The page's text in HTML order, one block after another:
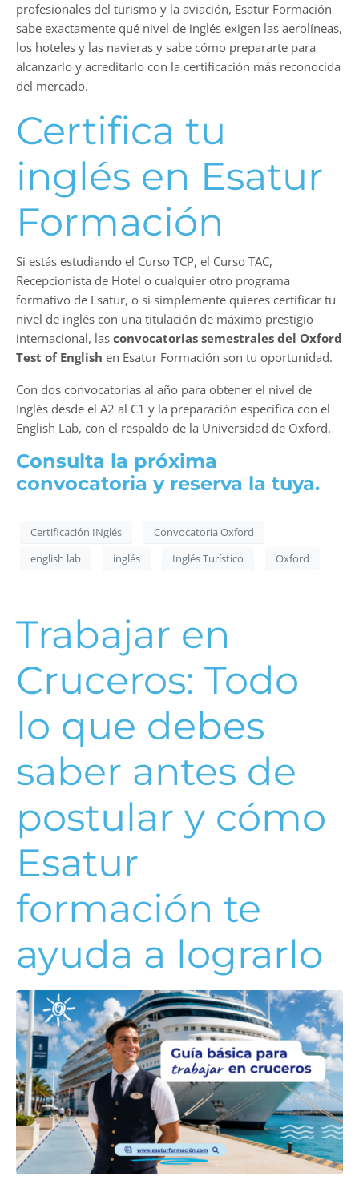
profesionales del turismo y la aviación, Esatur Formación
sabe exactamente qué nivel de inglés exigen las aerolíneas,
los hoteles y las navieras y sabe cómo prepararte para
alcanzarlo y acreditarlo con la certificación más reconocida
del mercado.
Certifica tu
inglés en Esatur
Formación
Si estás estudiando el Curso TCP, el Curso TAC,
Recepcionista de Hotel o cualquier otro programa
formativo de Esatur, o si simplemente quieres certificar tu
nivel de inglés con una titulación de máximo prestigio
internacional, las convocatorias semestrales del Oxford
Test of English en Esatur Formación son tu oportunidad.
Con dos convocatorias al año para obtener el nivel de
Inglés desde el A2 al C1 y la preparación específica con el
English Lab, con el respaldo de la Universidad de Oxford.
Consulta la próxima
convocatoria y reserva la tuya.
Certificación INglés
Convocatoria Oxford
english lab
inglés Inglés Turístico Oxford
Trabajar en
Cruceros: Todo
lo que debes
saber antes de
postular y cómo
Esatur
formación te
ayuda a lograrlo